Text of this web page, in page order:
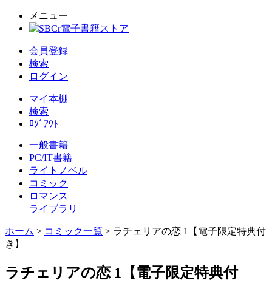
メニュー
会員登録
検索
ログイン
マイ本棚
検索
ﾛｸﾞｱｳﾄ
一般書籍
PC/IT書籍
ライトノベル
コミック
ロマンス
ライブラリ
ホーム > コミック一覧 > ラチェリアの恋 1【電子限定特典付
き】
ラチェリアの恋 1【電子限定特典付